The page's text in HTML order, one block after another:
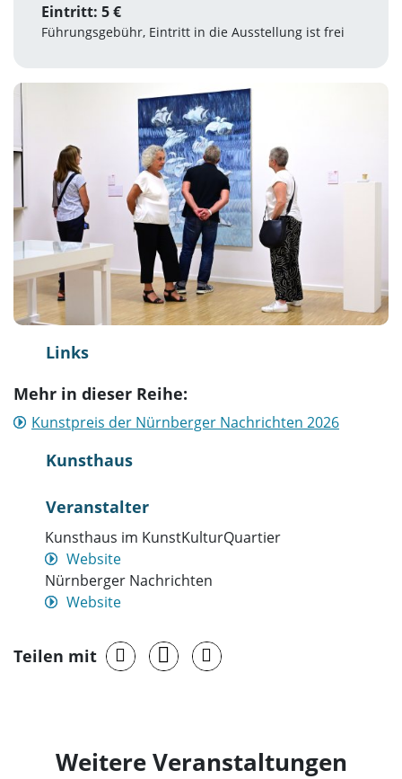
Eintritt: 5 €
Führungsgebühr, Eintritt in die Ausstellung ist frei
Links
Mehr in dieser Reihe:
Kunstpreis der Nürnberger Nachrichten 2026
Kunsthaus
Veranstalter
Kunsthaus im KunstKulturQuartier
Website
Nürnberger Nachrichten
Website
Teilen mit
Weitere Veranstaltungen